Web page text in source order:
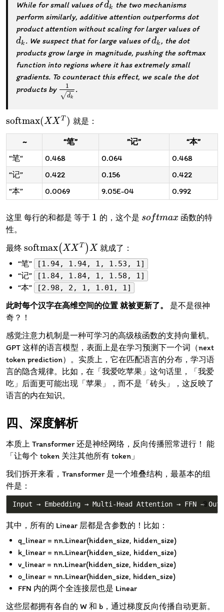
While for small values ofdk
dk the two mechanisms
perform similarly, additive attention outperforms dot
product attention without scaling for larger values of
dk
dk. We suspect that for large values ofdk
dk, the dot
products grow large in magnitude, pushing the softmax
function into regions where it has extremely small
gradients. To counteract this effect, we scale the dot
products by
1
dk
√
1dk .
softmax(XX T )
softmax(XXT) 就是：
~ “笔” ”记”
“本”
“笔“
0.468 0.064
0.468
“记”
0.422 0.156
0.422
“本”
0.0069 9.05E-04 0.992
这里 每行的和都是 等于 1
1 的，这个是 softmax
sofmax
函数的特
性。
最终 softmax(XX T )X
softmax(XXT)X
就成了：
“笔”
[1.94, 1.94, 1, 1.53, 1]
“记” [1.84, 1.84, 1, 1.58, 1]
“本” [2.98, 2, 1, 1.01, 1]
此时每个汉字在高维空间的位置 就被更新了。
是不是很神
奇？！
感觉注意力机制是一种可学习的高级核函数的支持向量机。
GPT 这样的语言模型，表面上是在学习预测下一个词（next
token prediction）。实质上，它在匹配语言的分布，学习语
言的隐含规律。比如，在「我爱吃苹果」这句话里，「我爱
吃」后面更可能出现「苹果」，而不是「砖头」，这反映了
语言的内在知识。
深度解析
本质上 Transformer 还是神经网络，反向传播照常进行！ 能
「让每个 token 关注其他所有 token」
我们拆开来看，Transformer 是一个堆叠结构，最基本的组
件是：
📎
其中，所有的 Linear 层都是含参数的！比如：
q_linear = nn.Linear(hidden_size, hidden_size)
k_linear = nn.Linear(hidden_size, hidden_size)
v_linear = nn.Linear(hidden_size, hidden_size)
o_linear = nn.Linear(hidden_size, hidden_size)
FFN 内的两个全连接层也是 Linear
这些层都拥有各自的 W 和 b，通过梯度反向传播自动更新。